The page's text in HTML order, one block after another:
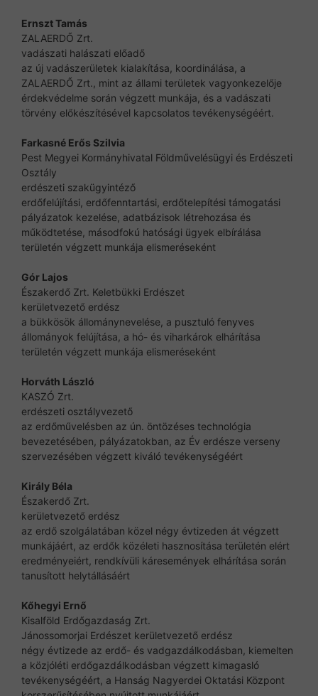
Ernszt Tamás
ZALAERDŐ Zrt.
vadászati halászati előadő
az új vadászerületek kialakítása, koordinálása, a
ZALAERDŐ Zrt., mint az állami területek vagyonkezelője
érdekvédelme során végzett munkája, és a vadászati
törvény előkészítésével kapcsolatos tevékenységéért.
Farkasné Erős Szilvia
Pest Megyei Kormányhivatal Földművelésügyi és Erdészeti
Osztály
erdészeti szakügyintéző
erdőfelújítási, erdőfenntartási, erdőtelepítési támogatási
pályázatok kezelése, adatbázisok létrehozása és
működtetése, másodfokú hatósági ügyek elbírálása
területén végzett munkája elismeréseként
Gór Lajos
Északerdő Zrt. Keletbükki Erdészet
kerületvezető erdész
a bükkösök állománynevelése, a pusztuló fenyves
állományok felújítása, a hó- és viharkárok elhárítása
területén végzett munkája elismeréseként
Horváth László
KASZÓ Zrt.
erdészeti osztályvezető
az erdőművelésben az ún. öntözéses technológia
bevezetésében, pályázatokban, az Év erdésze verseny
szervezésében végzett kiváló tevékenységéért
Király Béla
Északerdő Zrt.
kerületvezető erdész
az erdő szolgálatában közel négy évtizeden át végzett
munkájáért, az erdők közéleti hasznosítása területén elért
eredményeiért, rendkívüli káresemények elhárítása során
tanusított helytállásáért
Kőhegyi Ernő
Kisalföld Erdőgazdaság Zrt.
Jánossomorjai Erdészet kerületvezető erdész
négy évtizede az erdő- és vadgazdálkodásban, kiemelten
a közjóléti erdőgazdálkodásban végzett kimagasló
tevékenységéért, a Hanság Nagyerdei Oktatási Központ